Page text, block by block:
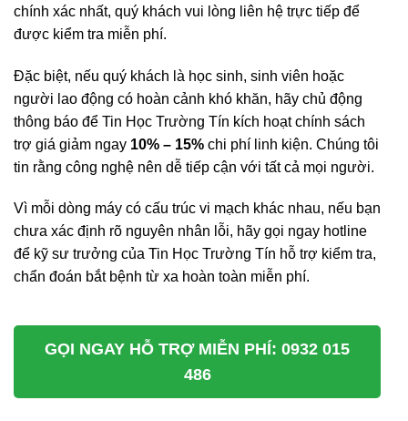
chính xác nhất, quý khách vui lòng liên hệ trực tiếp để
được kiểm tra miễn phí.
Đặc biệt, nếu quý khách là học sinh, sinh viên hoặc
người lao động có hoàn cảnh khó khăn, hãy chủ động
thông báo để Tin Học Trường Tín kích hoạt chính sách
trợ giá giảm ngay 10% – 15% chi phí linh kiện. Chúng tôi
tin rằng công nghệ nên dễ tiếp cận với tất cả mọi người.
Vì mỗi dòng máy có cấu trúc vi mạch khác nhau, nếu bạn
chưa xác định rõ nguyên nhân lỗi, hãy gọi ngay hotline
để kỹ sư trưởng của Tin Học Trường Tín hỗ trợ kiểm tra,
chẩn đoán bắt bệnh từ xa hoàn toàn miễn phí.
GỌI NGAY HỖ TRỢ MIỄN PHÍ: 0932 015
486